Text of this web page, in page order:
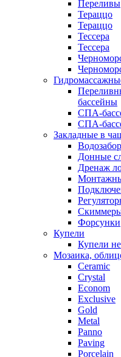
Переливы
Тераццо
Тераццо
Тессера
Тессера
бассейны
СПА-
СПА-
Закладные в
Донные
Дренаж
Форсунки
Купели
Купели
Мозаика,
Ceramic
Crystal
Econom
Exclusive
Gold
Metal
Panno
Paving
Porcelain